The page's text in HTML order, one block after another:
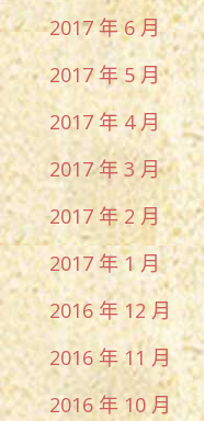
2017 年 6 月
2017 年 5 月
2017 年 4 月
2017 年 3 月
2017 年 2 月
2017 年 1 月
2016 年 12 月
2016 年 11 月
2016 年 10 月